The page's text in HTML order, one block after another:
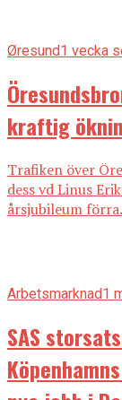
Øresund1 vecka
kraftig
Trafiken över
dess vd Linus
årsjubileum
Arbetsmarknad1
SAS